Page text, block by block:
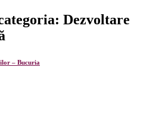
Dezvoltare
– Bucuria